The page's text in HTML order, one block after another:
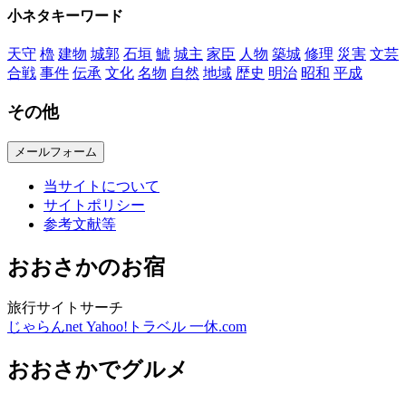
小ネタキーワード
天守 櫓 建物 城郭 石垣 鯱 城主 家臣 人物 築城 修理 災害 文芸
合戦 事件 伝承 文化 名物 自然 地域 歴史 明治 昭和 平成
その他
メールフォーム
当サイトについて
サイトポリシー
参考文献等
おおさかのお宿
旅行サイトサーチ
じゃらんnetYahoo!トラベル 一休.com
おおさかでグルメ